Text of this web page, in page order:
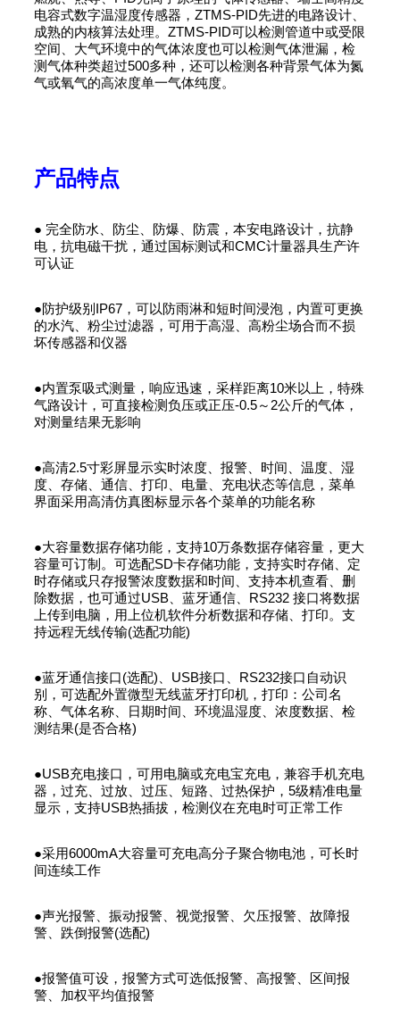
电容式数字温湿度传感器，ZTMS-PID先进的电路设计、
成熟的内核算法处理。ZTMS-PID可以检测管道中或受限
空间、大气环境中的气体浓度也可以检测气体泄漏，检
测气体种类超过500多种，还可以检测各种背景气体为氮
气或氧气的高浓度单一气体纯度。
产品特点
● 完全防水、防尘、防爆、防震，本安电路设计，抗静
电，抗电磁干扰，通过国标测试和CMC计量器具生产许
可认证
●防护级别IP67，可以防雨淋和短时间浸泡，内置可更换
的水汽、粉尘过滤器，可用于高湿、高粉尘场合而不损
坏传感器和仪器
●内置泵吸式测量，响应迅速，采样距离10米以上，特殊
气路设计，可直接检测负压或正压-0.5～2公斤的气体，
对测量结果无影响
●高清2.5寸彩屏显示实时浓度、报警、时间、温度、湿
度、存储、通信、打印、电量、充电状态等信息，菜单
界面采用高清仿真图标显示各个菜单的功能名称
●大容量数据存储功能，支持10万条数据存储容量，更大
容量可订制。可选配SD卡存储功能，支持实时存储、定
时存储或只存报警浓度数据和时间、支持本机查看、删
除数据，也可通过USB、蓝牙通信、RS232 接口将数据
上传到电脑，用上位机软件分析数据和存储、打印。支
持远程无线传输(选配功能)
●蓝牙通信接口(选配)、USB接口、RS232接口自动识
别，可选配外置微型无线蓝牙打印机，打印：公司名
称、气体名称、日期时间、环境温湿度、浓度数据、检
测结果(是否合格)
●USB充电接口，可用电脑或充电宝充电，兼容手机充电
器，过充、过放、过压、短路、过热保护，5级精准电量
显示，支持USB热插拔，检测仪在充电时可正常工作
●采用6000mA大容量可充电高分子聚合物电池，可长时
间连续工作
●声光报警、振动报警、视觉报警、欠压报警、故障报
警、跌倒报警(选配)
●报警值可设，报警方式可选低报警、高报警、区间报
警、加权平均值报警